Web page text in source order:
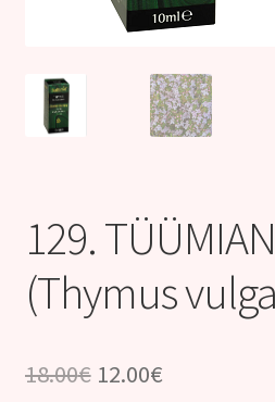
129.
(Thymus
18.00€ Algne
12.00€Praegune